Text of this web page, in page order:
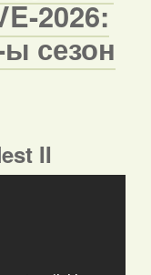
2026:
сезон
II